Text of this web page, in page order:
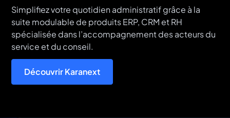
Simplifiez votre quotidien administratif grâce à la
suite modulable de produits ERP, CRM et RH
spécialisée dans l’accompagnement des acteurs du
service et du conseil.
Découvrir Karanext